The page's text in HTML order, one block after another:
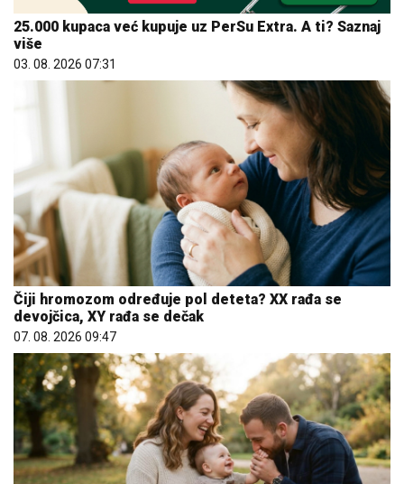
25.000 kupaca već kupuje uz PerSu Extra. A ti? Saznaj
više
03. 08. 2026 07:31
Čiji hromozom određuje pol deteta? XX rađa se
devojčica, XY rađa se dečak
07. 08. 2026 09:47